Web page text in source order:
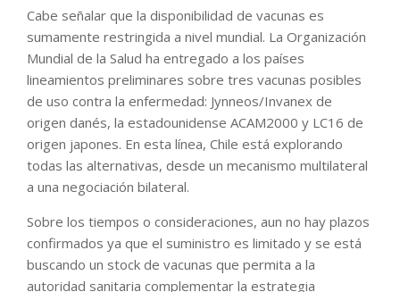
Cabe señalar que la disponibilidad de vacunas es
sumamente restringida a nivel mundial. La Organización
Mundial de la Salud ha entregado a los países
lineamientos preliminares sobre tres vacunas posibles
de uso contra la enfermedad: Jynneos/Invanex de
origen danés, la estadounidense ACAM2000 y LC16 de
origen japones. En esta línea, Chile está explorando
todas las alternativas, desde un mecanismo multilateral
a una negociación bilateral.
Sobre los tiempos o consideraciones, aun no hay plazos
confirmados ya que el suministro es limitado y se está
buscando un stock de vacunas que permita a la
autoridad sanitaria complementar la estrategia